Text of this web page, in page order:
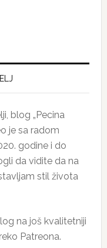
blog „Pecina
je sa radom
godine i do
da vidite da na
stil života
na još kvalitetniji
Patreona.